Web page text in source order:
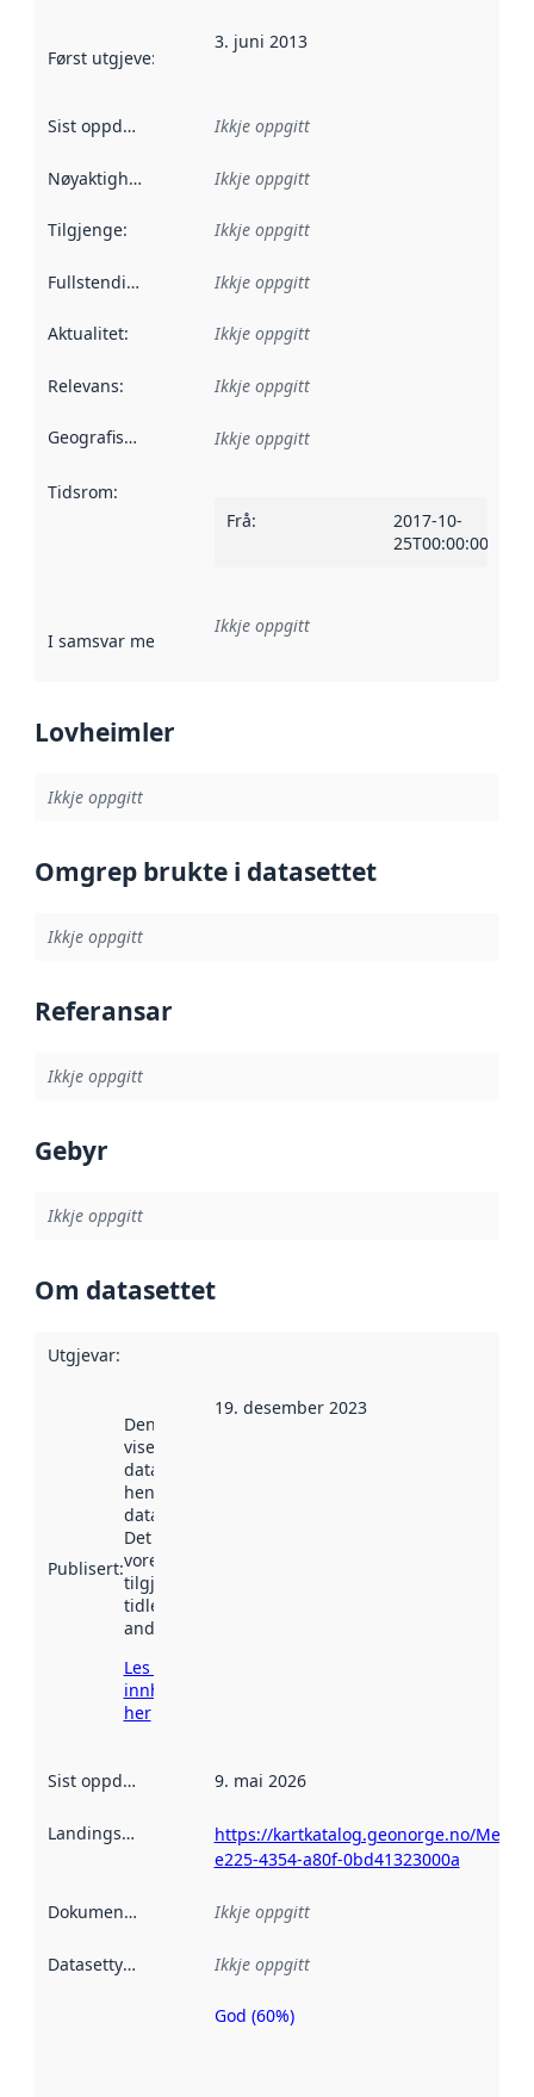
Først utgjeve: Denne datoen seier når dataa i dette
3. juni 2013
Sist oppdatert Ikkje oppgitt
Nøyaktigheit Ikkje oppgitt
Tilgjenge: Ikkje oppgitt
Fullstendigheit Ikkje oppgitt
Aktualitet: Ikkje oppgitt
Relevans: Ikkje oppgitt
Geografisk område Ikkje oppgitt
Tidsrom:
Frå:
2017-10-
25T00:00:00Z
I samsvar med Referanse til ei implementeringsregel eller
Ikkje oppgitt
Lovheimler
Ikkje oppgitt
Omgrep brukte i datasettet
Ikkje oppgitt
Referansar
Ikkje oppgitt
Gebyr
Ikkje oppgitt
Om datasettet
Utgjevar:
Publisert:
Denne datoen
viser når
datasettet vart
henta inn av
data.norge.no.
Det kan ha
vore
tilgjengeleg
tidlegare
andre stader.
Les meir om
innhenting
her
19. desember 2023
Sist oppdatert 9. mai 2026
Landingsside
https://kartkatalog.geonorge.no/
e225-4354-a80f-0bd41323000a
Dokumentasjon Ikkje oppgitt
Datasettype Ikkje oppgitt
Metadatakvalitet
God (60%)